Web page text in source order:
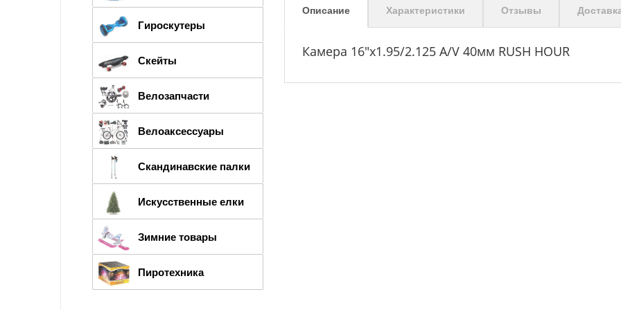
Описание Характеристики Отзывы
Камера 16"x1.95/2.125 A/V 40мм RUSH HOUR
Гироскутеры
Скейты
Велозапчасти
Велоаксессуары
Скандинавские палки
Искусственные елки
Зимние товары
Пиротехника